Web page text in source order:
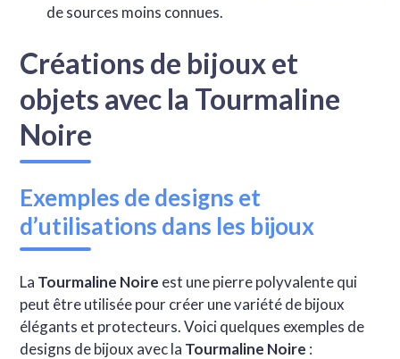
de sources moins connues.
Créations de bijoux et
objets avec la Tourmaline
Noire
Exemples de designs et
d’utilisations dans les bijoux
La Tourmaline Noire est une pierre polyvalente qui
peut être utilisée pour créer une variété de bijoux
élégants et protecteurs. Voici quelques exemples de
designs de bijoux avec la Tourmaline Noire :